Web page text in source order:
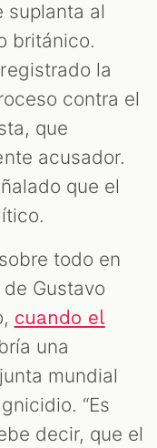
suplanta al
británico.
la
contra el
que
acusador.
que el
todo en
Gustavo
cuando el
una
mundial
“Es
decir, que el